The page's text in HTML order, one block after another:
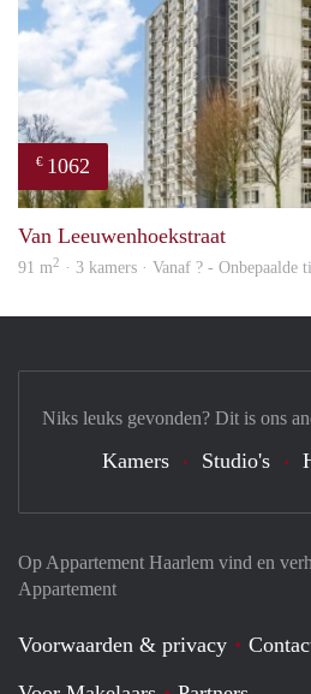
€ 1062
Van Leeuwenhoekstraat
91 m2 · 3 kamers · Vanaf ? - Onbepaalde
Op Appartement Haarlem vind en
Appartement
Voorwaarden & privacy
Niks leuks gevonden? Dit is ons
Kamers Studio's